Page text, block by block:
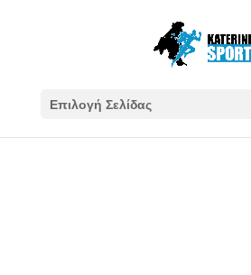
Επιλογή Σελίδας